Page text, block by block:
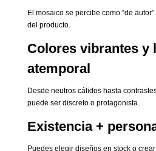
El mosaico se percibe como “de
del producto.
Colores vibrantes y
atemporal
Desde neutros cálidos hasta
puede ser discreto o protagonista.
Existencia +
Puedes elegir diseños en stock o